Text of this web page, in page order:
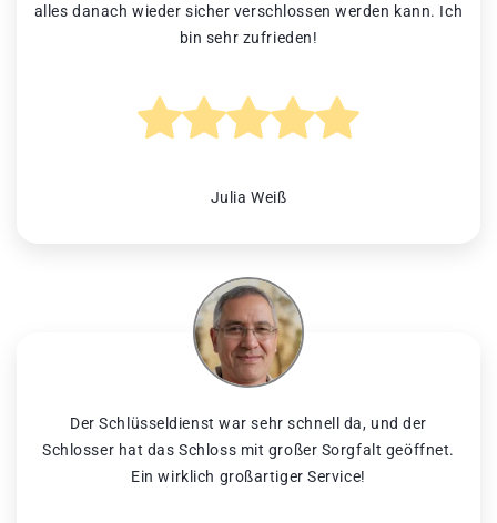
alles danach wieder sicher verschlossen werden kann. Ich
bin sehr zufrieden!
Julia Weiß
Der Schlüsseldienst war sehr schnell da, und der
Schlosser hat das Schloss mit großer Sorgfalt geöffnet.
Ein wirklich großartiger Service!